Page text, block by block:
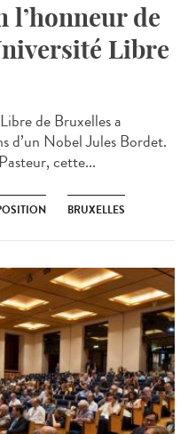
l’honneur de
Libre
de Bruxelles a
d’un Nobel Jules Bordet.
cette...
BRUXELLES